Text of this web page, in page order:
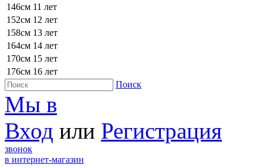
146см 11 лет
152см 12 лет
158см 13 лет
164см 14 лет
170см 15 лет
176см 16 лет
Поиск
Мы в
Вход или Регистрация
звонок
в интернет-магазин